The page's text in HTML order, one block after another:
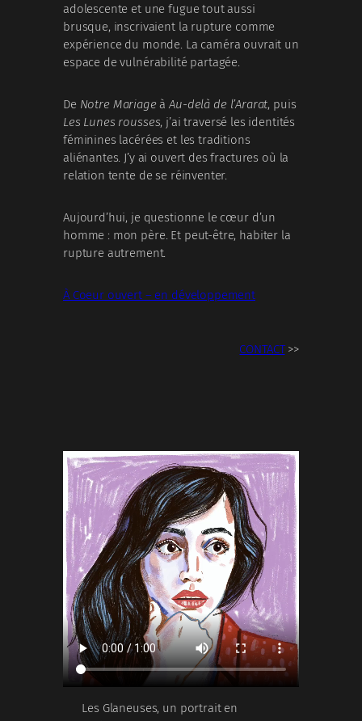
adolescente et une fugue tout aussi
brusque, inscrivaient la rupture comme
expérience du monde. La caméra ouvrait un
espace de vulnérabilité partagée.
De Notre Mariage àAu-delà de l’Ararat, puis
Les Lunes rousses, j’ai traversé les identités
féminines lacérées et les traditions
aliénantes. J’y ai ouvert des fractures où la
relation tente de se réinventer.
Aujourd’hui, je questionne le cœur d’un
homme : mon père. Et peut-être, habiter la
rupture autrement.
À Coeur ouvert – en développement
CONTACT>>
Les Glaneuses, un portrait en